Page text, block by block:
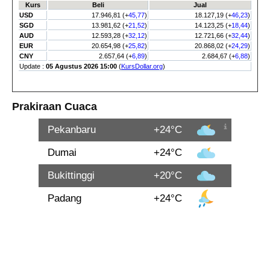
Prakiraan Cuaca
Pekanbaru
+24°C
Dumai
+24°C
Bukittinggi
+20°C
Padang
+24°C